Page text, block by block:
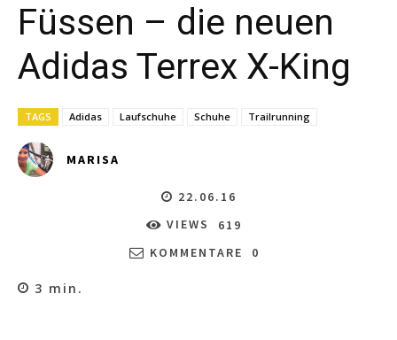
Füssen – die neuen
Adidas Terrex X-King
TAGS Adidas Laufschuhe Schuhe Trailrunning
MARISA
22.06.16
VIEWS
619
KOMMENTARE
0
3 min.